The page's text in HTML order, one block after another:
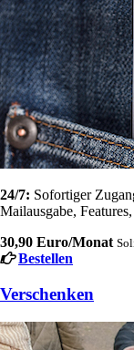
24/7: Sofortiger
Mailausgabe,
30,90 Euro/Monat
Bestellen
Verschenken